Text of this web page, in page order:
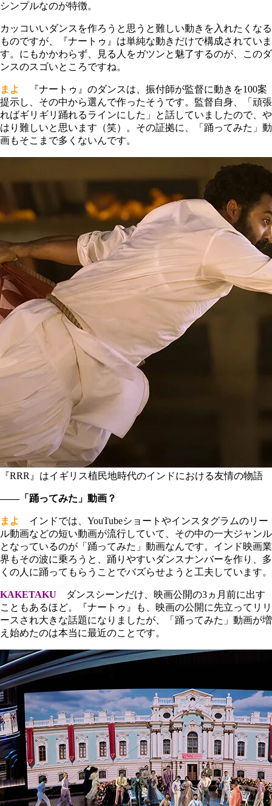
シンプルなのが特徴。
カッコいいダンスを作ろうと思うと難しい動きを入れたくなる
ものですが、『ナートゥ』は単純な動きだけで構成されていま
す。にもかかわらず、見る人をガツンと魅了するのが、このダ
ンスのスゴいところですね。
まよ
『ナートゥ』のダンスは、振付師が監督に動きを100案
提示し、その中から選んで作ったそうです。監督自身、「頑張
ればギリギリ踊れるラインにした」と話していましたので、や
はり難しいと思います（笑）。その証拠に、「踊ってみた」動
画もそこまで多くないんです。
『RRR』はイギリス植民地時代のインドにおける友情の物語
――「踊ってみた」動画？
まよ
インドでは、YouTubeショートやインスタグラムのリー
ル動画などの短い動画が流行していて、その中の一大ジャンル
となっているのが「踊ってみた」動画なんです。インド映画業
界もその波に乗ろうと、踊りやすいダンスナンバーを作り、多
くの人に踊ってもらうことでバズらせようと工夫しています。
KAKETAKU ダンスシーンだけ、映画公開の3ヵ月前に出す
こともあるほど。『ナートゥ』も、映画の公開に先立ってリリ
ースされ大きな話題になりましたが、「踊ってみた」動画が増
え始めたのは本当に最近のことです。